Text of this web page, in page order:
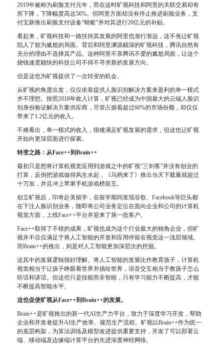
2019年被称为刷脸支付元年，而在这时旷视科技和阿里的关联交易却有
所下降，下降幅度高达56%。但阿里方面却没有停止推进刷脸业务，支
付宝新推出刷脸支付设备“蜻蜓”并对其进行20亿元的补贴。
看起来，旷视科技和一路扶持其发展的阿里也渐行渐远，这不免让旷视
陷入了较为尴尬的局面。背后和阿里渊源颇深的旷视科技，腾讯自然有
充分的理由不选择其产品。这种阿里不亲腾讯不爱的尴尬局面，让这个
烧钱速度颇快的科技公司不得不寻求新的发展方向。
但是这也为旷视提供了一次转变的机会。
从旷视的角度出发，仅仅依靠提供人脸识别解决方案来盈利的单一模式
并不理想。按照2018年收入计算，旷视已经成为中国最大的云端人脸识
别身份验证解决方案供应商，尽管占据着超过60%的市场份额，却仅仅
带来了1.2亿元的收入。
不难看出，单一模式的收入，很难满足旷视发展的需求，但这也让旷视
开始向更深层面进行探索。
转变之路：从Face++到Brain++
最初只是想将计算机视觉应用到游戏之中的旷视“三剑客”并没有创业的
打算，反倒把游戏做得风生水起，《乌鸦来了》推出当天下载量就超过
十万加，并且冲上苹果手机游戏榜前五。
创立旷视后，印奇赴美留学，在留学期间发现谷歌、Facebook等巨头都
在下注人脸识别业务，随即将公司业务定位在面向企业和公司的计算机
视觉方面，上线Face++平台并迎来了第一批客户。
Face++取得了不错的成果，旷视也成为这个行业最大的独角企业，但旷
视并不仅仅满足于将人工智能的开发和应用停留在视觉这一浅层领域。
而Brain++的推出，则是对人工智能更加深层次的挖掘。
这其中的发展逻辑很好理解。将人工智能的发展比作教育孩子 ，计算机
视觉相当于让孩子睁眼看世界并描绘世界，语音交互相当于教孩子怎么
听话和讲话。但这些只是技能而非智能，只有学习能力不断提高，才能
不断提高智能水平。
这也促使旷视从Face++到Brain++的发展。
Brain++是旷视推出的新一代AI生产力平台，致力于深度学习开发，帮助
企业和开发者提升AI生产效率、规范生产流程。旷视以Brain++作为统一
的底层构架，为算法训练及模型改进提供重要支持，开发了可以部署云
端、移动端及边缘端计算平台的先进深度神经网络。